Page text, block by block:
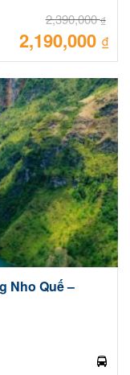
2,390,000₫
gốc
2,190,000 ₫
Giá
tại
là:
Nho Quế –